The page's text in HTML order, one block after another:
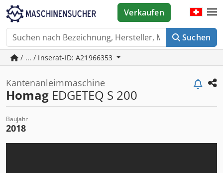
Suchen
Verkaufen
/ ... / Inserat-ID: A21966353
Kantenanleimmaschine
Homag EDGETEQ S 200
Baujahr
2018